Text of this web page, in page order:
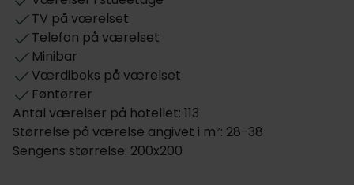
TV på værelset
Telefon på værelset
Minibar
Værdiboks på værelset
Føntørrer
Antal værelser på hotellet: 113
Størrelse på værelse angivet i m²: 28-38
Sengens størrelse: 200x200